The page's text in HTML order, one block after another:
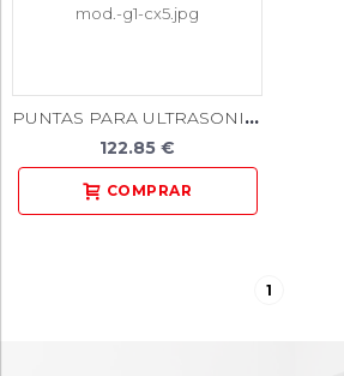
PUNTAS PARA ULTRASONIDO NEUMATICO TECHNOFLUX MOD. G1 CX5
122.85 €
1